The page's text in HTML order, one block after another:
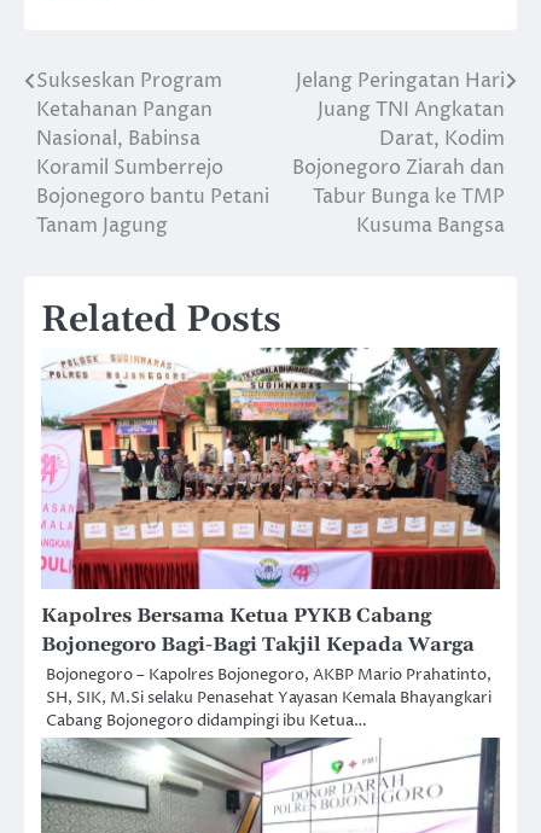
Navigasi
pos
Sukseskan Program
Ketahanan Pangan
Nasional, Babinsa
Koramil Sumberrejo
Bojonegoro bantu Petani
Tanam Jagung
Jelang Peringatan Hari
Juang TNI Angkatan
Darat, Kodim
Bojonegoro Ziarah dan
Tabur Bunga ke TMP
Kusuma Bangsa
Related Posts
Kapolres Bersama Ketua PYKB Cabang
Bojonegoro Bagi-Bagi Takjil Kepada Warga
Bojonegoro – Kapolres Bojonegoro, AKBP Mario Prahatinto,
SH, SIK, M.Si selaku Penasehat Yayasan Kemala Bhayangkari
Cabang Bojonegoro didampingi ibu Ketua…